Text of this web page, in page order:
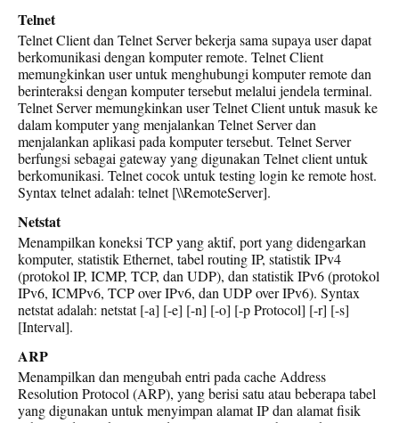
Telnet
Telnet Client dan Telnet Server bekerja sama supaya user dapat
berkomunikasi dengan komputer remote. Telnet Client
memungkinkan user untuk menghubungi komputer remote dan
berinteraksi dengan komputer tersebut melalui jendela terminal.
Telnet Server memungkinkan user Telnet Client untuk masuk ke
dalam komputer yang menjalankan Telnet Server dan
menjalankan aplikasi pada komputer tersebut. Telnet Server
berfungsi sebagai gateway yang digunakan Telnet client untuk
berkomunikasi. Telnet cocok untuk testing login ke remote host.
Syntax telnet adalah: telnet [\\RemoteServer].
Netstat
Menampilkan koneksi TCP yang aktif, port yang didengarkan
komputer, statistik Ethernet, tabel routing IP, statistik IPv4
(protokol IP, ICMP, TCP, dan UDP), dan statistik IPv6 (protokol
IPv6, ICMPv6, TCP over IPv6, dan UDP over IPv6). Syntax
netstat adalah: netstat [-a] [-e] [-n] [-o] [-p Protocol] [-r] [-s]
[Interval].
ARP
Menampilkan dan mengubah entri pada cache Address
Resolution Protocol (ARP), yang berisi satu atau beberapa tabel
yang digunakan untuk menyimpan alamat IP dan alamat fisik